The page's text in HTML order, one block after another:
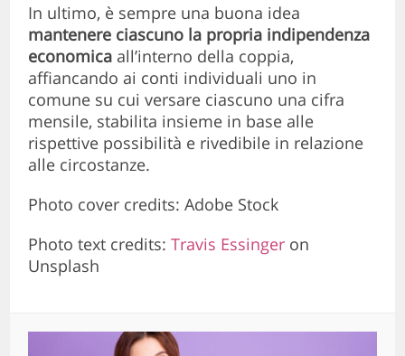
In ultimo, è sempre una buona idea
mantenere ciascuno la propria indipendenza
economicaall’interno della coppia,
affiancando ai conti individuali uno in
comune su cui versare ciascuno una cifra
mensile, stabilita insieme in base alle
rispettive possibilità e rivedibile in relazione
alle circostanze.
Photo cover credits: Adobe Stock
Photo text credits:Travis Essinger on
Unsplash